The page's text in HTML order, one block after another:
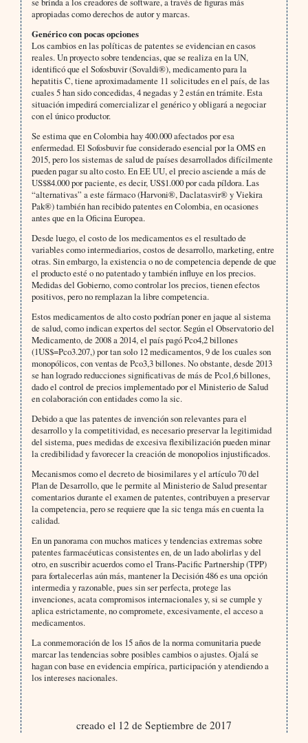
apropiadas como derechos de autor y marcas.
Genérico con pocas opciones
Los cambios en las políticas de patentes se evidencian en casos
reales. Un proyecto sobre tendencias, que se realiza en la UN,
identificó que el Sofosbuvir (Sovaldi®), medicamento para la
hepatitis C, tiene aproximadamente 11 solicitudes en el país, de las
cuales 5 han sido concedidas, 4 negadas y 2 están en trámite. Esta
situación impedirá comercializar el genérico y obligará a negociar
con el único productor.
Se estima que en Colombia hay 400.000 afectados por esa
enfermedad. El Sofosbuvir fue considerado esencial por la OMS en
2015, pero los sistemas de salud de países desarrollados difícilmente
pueden pagar su alto costo. En EE UU, el precio asciende a más de
US$84.000 por paciente, es decir, US$1.000 por cada píldora. Las
“alternativas” a este fármaco (Harvoni®, Daclatasvir® y Viekira
Pak®) también han recibido patentes en Colombia, en ocasiones
antes que en la Oficina Europea.
Desde luego, el costo de los medicamentos es el resultado de
variables como intermediarios, costos de desarrollo, marketing, entre
otras. Sin embargo, la existencia o no de competencia depende de que
el producto esté o no patentado y también influye en los precios.
Medidas del Gobierno, como controlar los precios, tienen efectos
positivos, pero no remplazan la libre competencia.
Estos medicamentos de alto costo podrían poner en jaque al sistema
de salud, como indican expertos del sector. Según el Observatorio del
Medicamento, de 2008 a 2014, el país pagó Pco4,2 billones
(1US$=Pco3.207,) por tan solo 12 medicamentos, 9 de los cuales son
monopólicos, con ventas de Pco3,3 billones. No obstante, desde 2013
se han logrado reducciones significativas de más de Pco1,6 billones,
dado el control de precios implementado por el Ministerio de Salud
en colaboración con entidades como la sic.
Debido a que las patentes de invención son relevantes para el
desarrollo y la competitividad, es necesario preservar la legitimidad
del sistema, pues medidas de excesiva flexibilización pueden minar
la credibilidad y favorecer la creación de monopolios injustificados.
Mecanismos como el decreto de biosimilares y el artículo 70 del
Plan de Desarrollo, que le permite al Ministerio de Salud presentar
comentarios durante el examen de patentes, contribuyen a preservar
la competencia, pero se requiere que la sic tenga más en cuenta la
calidad.
En un panorama con muchos matices y tendencias extremas sobre
patentes farmacéuticas consistentes en, de un lado abolirlas y del
otro, en suscribir acuerdos como el Trans-Pacific Partnership (TPP)
para fortalecerlas aún más, mantener la Decisión 486 es una opción
intermedia y razonable, pues sin ser perfecta, protege las
invenciones, acata compromisos internacionales y, si se cumple y
aplica estrictamente, no compromete, excesivamente, el acceso a
medicamentos.
La conmemoración de los 15 años de la norma comunitaria puede
marcar las tendencias sobre posibles cambios o ajustes. Ojalá se
hagan con base en evidencia empírica, participación y atendiendo a
los intereses nacionales.
creado el 12 de Septiembre de 2017